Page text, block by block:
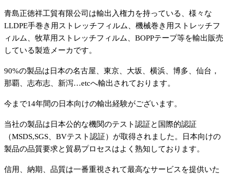
青島正徳祥工貿有限公司は輸出入権力を持っている、様々な
LLDPE手巻き用ストレッチフィルム、機械巻き用ストレッチフ
ィルム、牧草用ストレッチフィルム、BOPPテープ等を輸出販売
している製造メーカです。
90%の製品は日本の名古屋、東京、大坂、横浜、博多、仙台，
那覇、志布志、新泻…etcへ輸出されております。
今まで14年間の日本向けの輸出経験がございます。
当社の製品は日本公的な機関のテスト認証と国際的認証
（MSDS,SGS、BVテスト認証）が取得されました。日本向けの
製品の品質要求と貿易プロセスはよく熟知しております。
信用、納期、品質は一番重視されて最高なサービスを提供いた